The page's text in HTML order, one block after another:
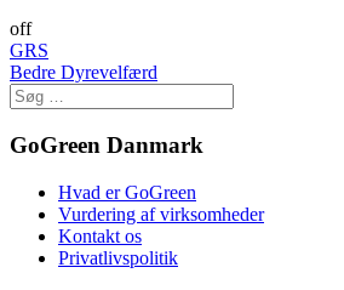
off
Post
navigation
GRS
Bedre Dyrevelfærd
GoGreen Danmark
Hvad er GoGreen
Vurdering af virksomheder
Kontakt os
Privatlivspolitik